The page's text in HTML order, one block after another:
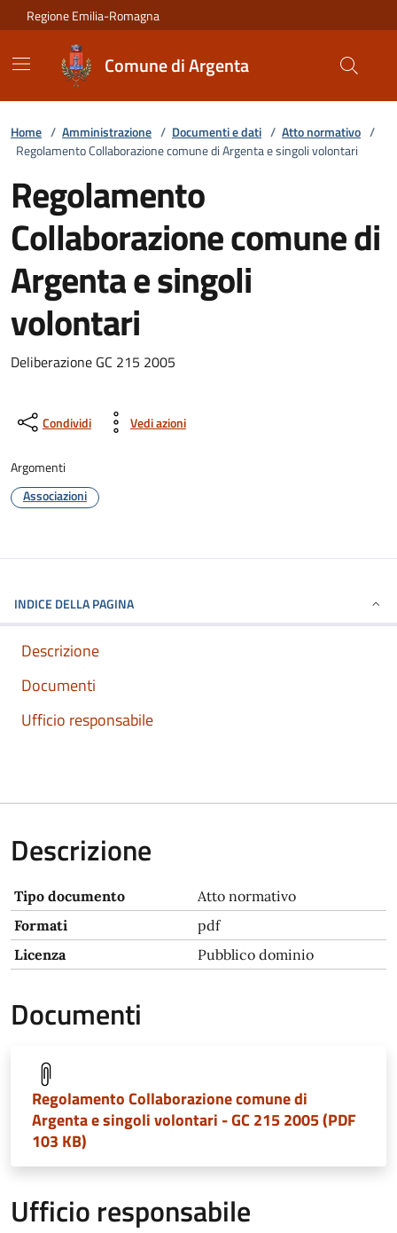
Vai ai contenuti
Vai al footer
Regione Emilia-Romagna
Comune di Argenta
Home / Amministrazione / Documenti e dati / Atto normativo /
Regolamento Collaborazione comune di Argenta e singoli volontari
Regolamento
Collaborazione comune di
Argenta e singoli
volontari
Deliberazione GC 215 2005
Condividi Vedi azioni
Argomenti
Associazioni
INDICE DELLA PAGINA
Descrizione
Documenti
Ufficio responsabile
Descrizione
Tipo documento
Atto normativo
Formati
pdf
Licenza
Pubblico dominio
Documenti
Regolamento Collaborazione comune di
Argenta e singoli volontari - GC 215 2005 (PDF
103 KB)
Ufficio responsabile